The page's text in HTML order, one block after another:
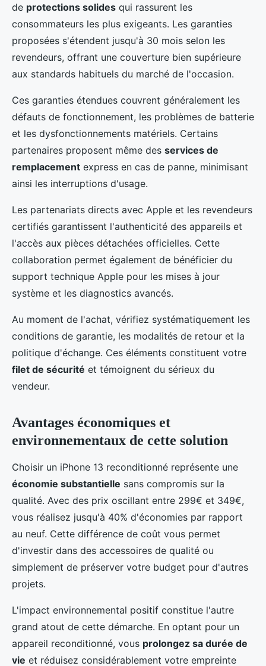
de protections solides qui rassurent les
consommateurs les plus exigeants. Les garanties
proposées s'étendent jusqu'à 30 mois selon les
revendeurs, offrant une couverture bien supérieure
aux standards habituels du marché de l'occasion.
Ces garanties étendues couvrent généralement les
défauts de fonctionnement, les problèmes de batterie
et les dysfonctionnements matériels. Certains
partenaires proposent même des services de
remplacement express en cas de panne, minimisant
ainsi les interruptions d'usage.
Les partenariats directs avec Apple et les revendeurs
certifiés garantissent l'authenticité des appareils et
l'accès aux pièces détachées officielles. Cette
collaboration permet également de bénéficier du
support technique Apple pour les mises à jour
système et les diagnostics avancés.
Au moment de l'achat, vérifiez systématiquement les
conditions de garantie, les modalités de retour et la
politique d'échange. Ces éléments constituent votre
filet de sécurité et témoignent du sérieux du
vendeur.
Avantages économiques et
environnementaux de cette solution
Choisir un iPhone 13 reconditionné représente une
économie substantielle sans compromis sur la
qualité. Avec des prix oscillant entre 299€ et 349€,
vous réalisez jusqu'à 40% d'économies par rapport
au neuf. Cette différence de coût vous permet
d'investir dans des accessoires de qualité ou
simplement de préserver votre budget pour d'autres
projets.
L'impact environnemental positif constitue l'autre
grand atout de cette démarche. En optant pour un
appareil reconditionné, vous prolongez sa durée de
vie et réduisez considérablement votre empreinte